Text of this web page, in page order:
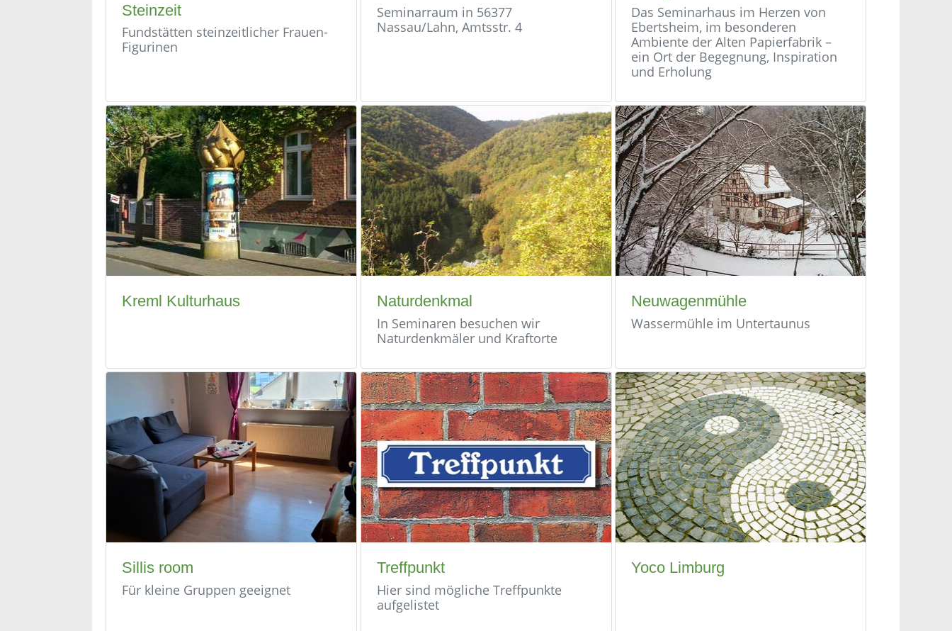
Steinzeit
Fundstätten steinzeitlicher Frauen-
Figurinen
Seminarraum in 56377
Nassau/Lahn, Amtsstr. 4
Das Seminarhaus im Herzen von
Ebertsheim, im besonderen
Ambiente der Alten Papierfabrik –
ein Ort der Begegnung, Inspiration
und Erholung
Kreml Kulturhaus Naturdenkmal
In Seminaren besuchen wir
Naturdenkmäler und Kraftorte
Neuwagenmühle
Wassermühle im Untertaunus
Sillis room
Für kleine Gruppen geeignet
Treffpunkt
Hier sind mögliche Treffpunkte
aufgelistet
Yoco Limburg